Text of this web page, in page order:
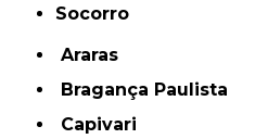
Socorro
Araras
Bragança Paulista
Capivari